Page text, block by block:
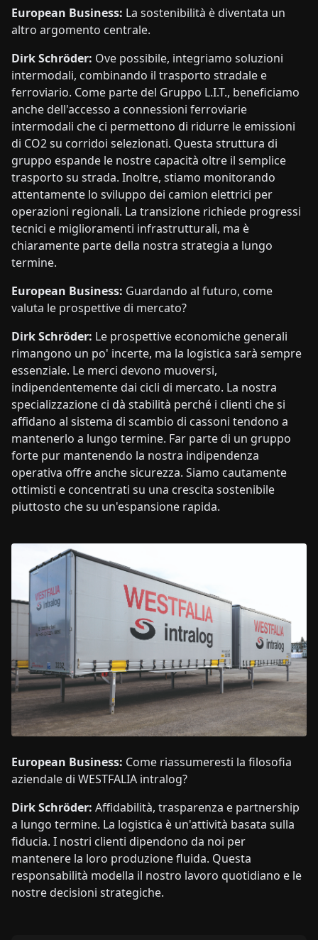
European Business: La sostenibilità è diventata un
altro argomento centrale.
Dirk Schröder: Ove possibile, integriamo soluzioni
intermodali, combinando il trasporto stradale e
ferroviario. Come parte del Gruppo L.I.T., beneficiamo
anche dell'accesso a connessioni ferroviarie
intermodali che ci permettono di ridurre le emissioni
di CO2 su corridoi selezionati. Questa struttura di
gruppo espande le nostre capacità oltre il semplice
trasporto su strada. Inoltre, stiamo monitorando
attentamente lo sviluppo dei camion elettrici per
operazioni regionali. La transizione richiede progressi
tecnici e miglioramenti infrastrutturali, ma è
chiaramente parte della nostra strategia a lungo
termine.
European Business: Guardando al futuro, come
valuta le prospettive di mercato?
Dirk Schröder: Le prospettive economiche generali
rimangono un po' incerte, ma la logistica sarà sempre
essenziale. Le merci devono muoversi,
indipendentemente dai cicli di mercato. La nostra
specializzazione ci dà stabilità perché i clienti che si
affidano al sistema di scambio di cassoni tendono a
mantenerlo a lungo termine. Far parte di un gruppo
forte pur mantenendo la nostra indipendenza
operativa offre anche sicurezza. Siamo cautamente
ottimisti e concentrati su una crescita sostenibile
piuttosto che su un'espansione rapida.
European Business: Come riassumeresti la filosofia
aziendale di WESTFALIA intralog?
Dirk Schröder: Affidabilità, trasparenza e partnership
a lungo termine. La logistica è un'attività basata sulla
fiducia. I nostri clienti dipendono da noi per
mantenere la loro produzione fluida. Questa
responsabilità modella il nostro lavoro quotidiano e le
nostre decisioni strategiche.